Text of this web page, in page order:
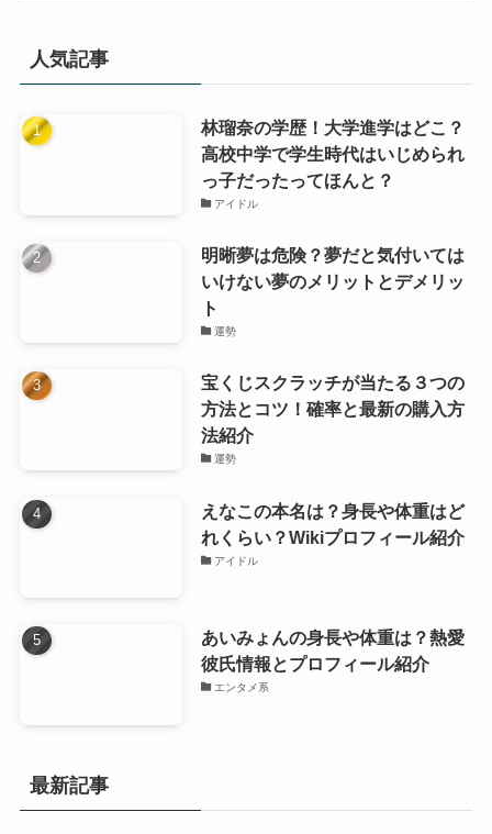
ー
人気記事
林瑠奈の学歴！大学進学はどこ？
高校中学で学生時代はいじめられ
っ子だったってほんと？
アイドル
明晰夢は危険？夢だと気付いては
いけない夢のメリットとデメリッ
ト
運勢
宝くじスクラッチが当たる３つの
方法とコツ！確率と最新の購入方
法紹介
運勢
えなこの本名は？身長や体重はど
れくらい？Wikiプロフィール紹介
アイドル
あいみょんの身長や体重は？熱愛
彼氏情報とプロフィール紹介
エンタメ系
最新記事